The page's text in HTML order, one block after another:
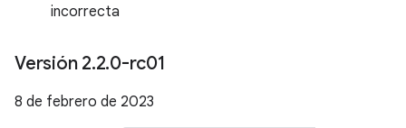
incorrecta
Versión 2.2.0-rc01
8 de febrero de 2023